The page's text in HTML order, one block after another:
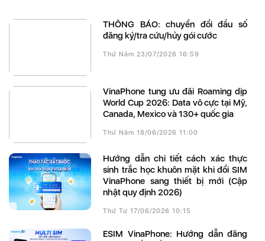
THÔNG BÁO: chuyển đổi đầu số
đăng ký/tra cứu/hủy gói cước
Thứ Năm 23/07/2026 16:59
VinaPhone tung ưu đãi Roaming dịp
World Cup 2026: Data vô cực tại Mỹ,
Canada, Mexico và 130+ quốc gia
Thứ Năm 18/06/2026 11:00
Hướng dẫn chi tiết cách xác thực
sinh trắc học khuôn mặt khi đổi SIM
VinaPhone sang thiết bị mới (Cập
nhật quy định 2026)
Thứ Tư 17/06/2026 10:15
eSIM VinaPhone: Hướng dẫn đăng